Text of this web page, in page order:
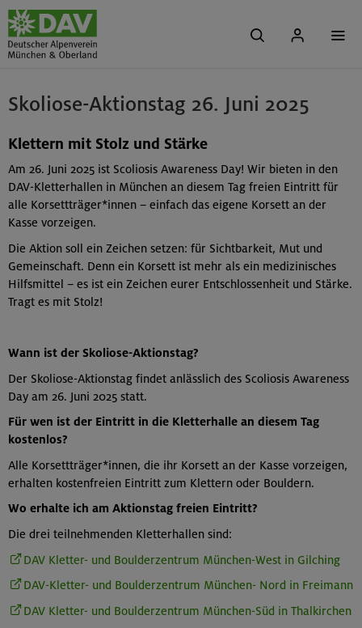
Skoliose-Aktionstag 26. Juni 2025
Klettern mit Stolz und Stärke
Am 26. Juni 2025 ist Scoliosis Awareness Day! Wir bieten in den
DAV-Kletterhallen in München an diesem Tag freien Eintritt für
alle Korsettträger*innen – einfach das eigene Korsett an der
Kasse vorzeigen.
Die Aktion soll ein Zeichen setzen: für Sichtbarkeit, Mut und
Gemeinschaft. Denn ein Korsett ist mehr als ein medizinisches
Hilfsmittel – es ist ein Zeichen eurer Entschlossenheit und Stärke.
Tragt es mit Stolz!
Wann ist der Skoliose-Aktionstag?
Der Skoliose-Aktionstag findet anlässlich des Scoliosis Awareness
Day am 26. Juni 2025 statt.
Für wen ist der Eintritt in die Kletterhalle an diesem Tag
kostenlos?
Alle Korsettträger*innen, die ihr Korsett an der Kasse vorzeigen,
erhalten kostenfreien Eintritt zum Klettern oder Bouldern.
Wo erhalte ich am Aktionstag freien Eintritt?
Die drei teilnehmenden Kletterhallen sind:
DAV Kletter- und Boulderzentrum München-West in Gilching
DAV-Kletter- und Boulderzentrum München- Nord in Freimann
DAV Kletter- und Boulderzentrum München-Süd in Thalkirchen